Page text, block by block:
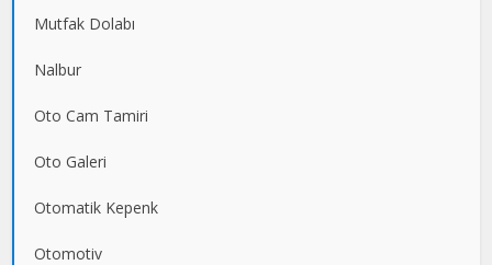
Mutfak Dolabı
Nalbur
Oto Cam Tamiri
Oto Galeri
Otomatik Kepenk
Otomotiv